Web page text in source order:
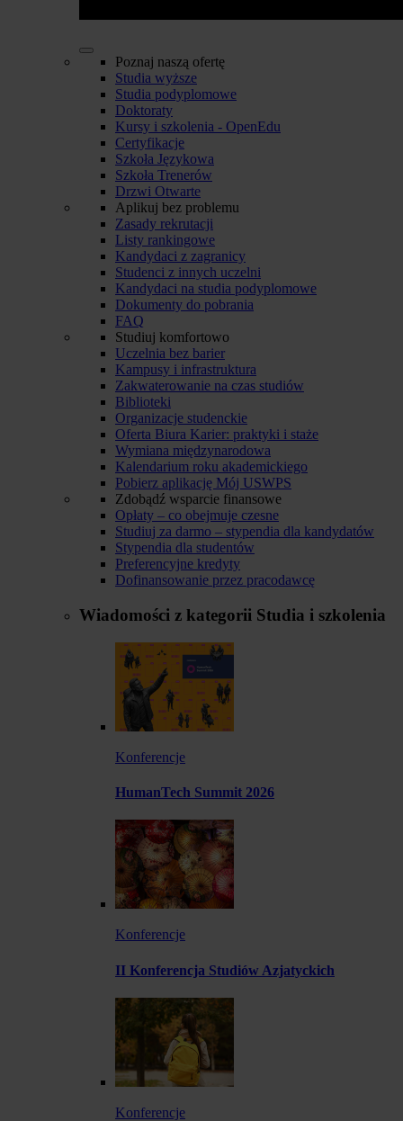
Poznaj naszą ofertę
Studia wyższe
Studia podyplomowe
Doktoraty
Kursy i szkolenia - OpenEdu
Certyfikacje
Szkoła Językowa
Szkoła Trenerów
Drzwi Otwarte
Aplikuj bez problemu
Zasady rekrutacji
Listy rankingowe
Kandydaci z zagranicy
Studenci z innych uczelni
Kandydaci na studia podyplomowe
Dokumenty do pobrania
FAQ
Studiuj komfortowo
Uczelnia bez barier
Kampusy i infrastruktura
Zakwaterowanie na czas studiów
Biblioteki
Organizacje studenckie
Oferta Biura Karier: praktyki i staże
Wymiana międzynarodowa
Kalendarium roku akademickiego
Pobierz aplikację Mój USWPS
Zdobądź wsparcie finansowe
Opłaty – co obejmuje czesne
Studiuj za darmo – stypendia dla kandydatów
Stypendia dla studentów
Preferencyjne kredyty
Dofinansowanie przez pracodawcę
Wiadomości z kategorii Studia i szkolenia
Konferencje
HumanTech Summit 2026
Konferencje
II Konferencja Studiów Azjatyckich
Konferencje